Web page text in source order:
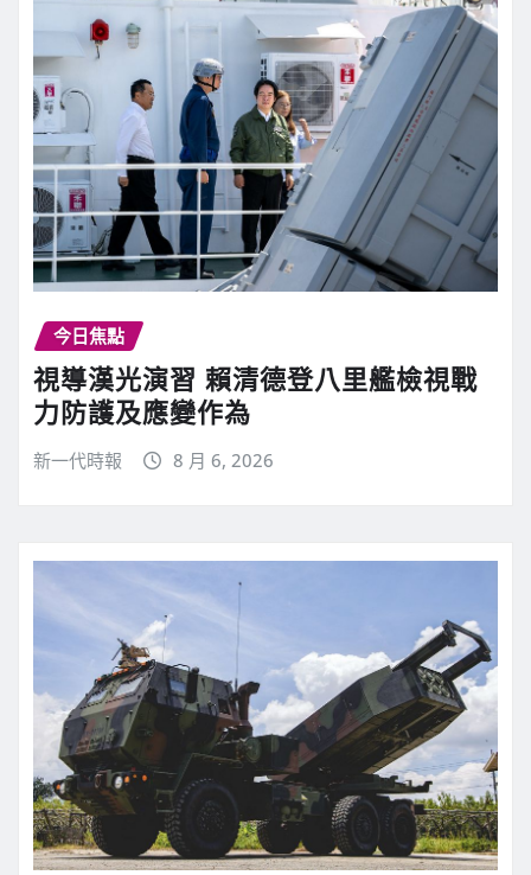
今日焦點
視導漢光演習 賴清德登八里艦檢視戰
力防護及應變作為
新一代時報 8 月 6, 2026